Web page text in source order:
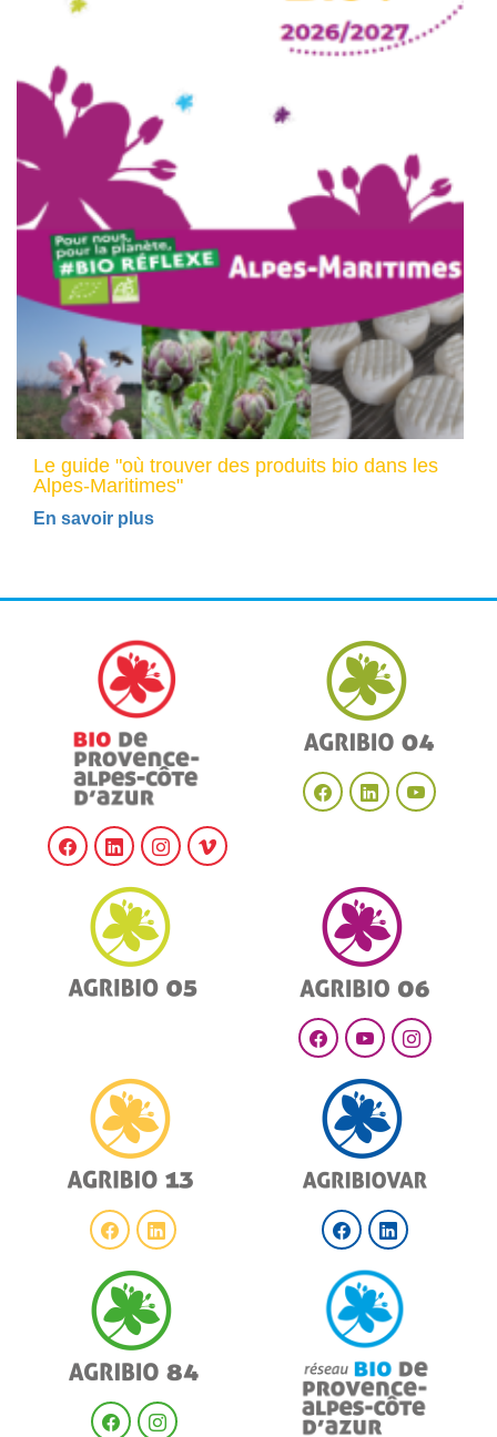
Le guide "où trouver des produits bio dans les
Alpes-Maritimes"
En savoir plus